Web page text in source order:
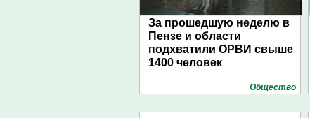
За прошедшую неделю в
Пензе и области
подхватили ОРВИ свыше
1400 человек
Общество